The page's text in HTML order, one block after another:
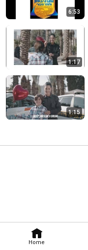
Home
6:53
1:17
1:15